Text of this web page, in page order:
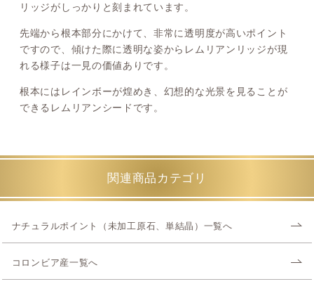
リッジがしっかりと刻まれています。
先端から根本部分にかけて、非常に透明度が高いポイント
ですので、傾けた際に透明な姿からレムリアンリッジが現
れる様子は一見の価値ありです。
根本にはレインボーが煌めき、幻想的な光景を見ることが
できるレムリアンシードです。
関連商品カテゴリ
ナチュラルポイント（未加工原石、単結晶）一覧へ
コロンビア産一覧へ